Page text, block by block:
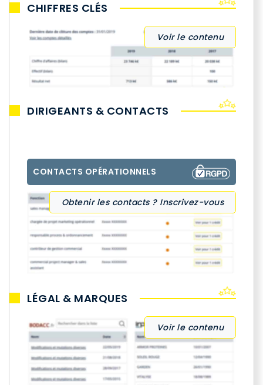
CHIFFRES CLÉS
Voir le contenu
DIRIGEANTS & CONTACTS
CONTACTS OPÉRATIONNELS
Obtenir les contacts ? Inscrivez-vous
LÉGAL & MARQUES
Voir le contenu